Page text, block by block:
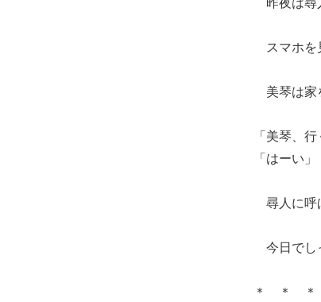
昨夜は尋
スマホを
美琴は家
「美琴、行
「はーい」
尋人に呼
今日でし
＊ ＊ ＊